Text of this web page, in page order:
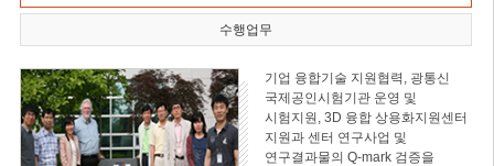
수행업무
기업 융합기술 지원협력, 광통신
국제공인시험기관 운영 및
시험지원, 3D 융합 상용화지원센터
지원과 센터 연구사업 및
연구결과물의 Q-mark 검증을